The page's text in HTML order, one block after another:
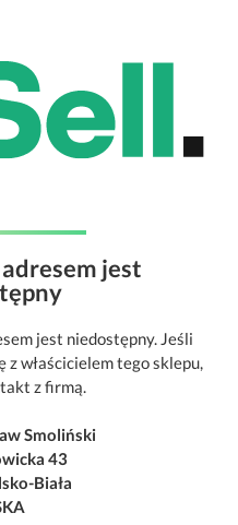
jest
jest niedostępny. Jeśli
właścicielem tego sklepu,
z firmą.
Smoliński
43
Biała